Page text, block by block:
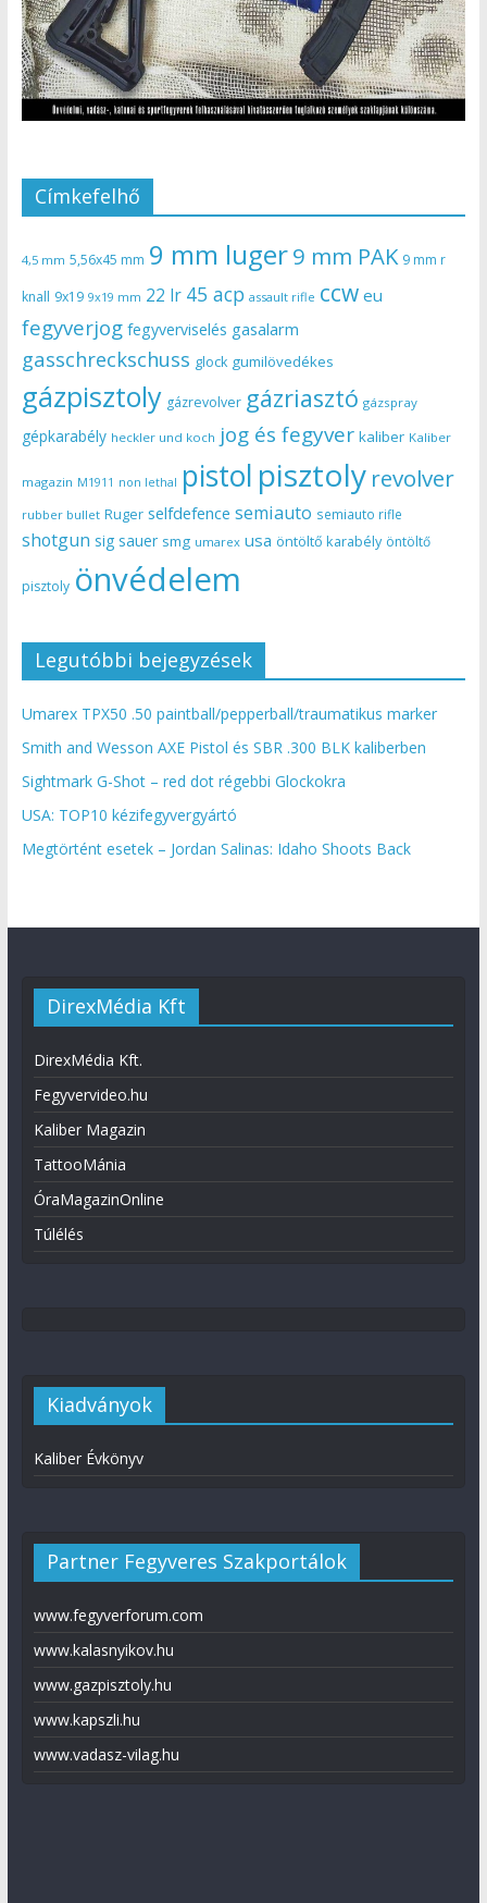
Címkefelhő
4,5 mm 5,56x45 mm 9 mm luger9 mm PAK 9 mm r
knall 9x19 9x19 mm 22 lr 45 acp assault rifle ccw eu
fegyverjog fegyverviselés gasalarm
gasschreckschuss glock gumilövedékes
gázpisztoly gázrevolver gázriasztó gázspray
gépkarabély heckler und koch jog és fegyver kaliber Kaliber
magazin M1911 non lethal pistol pisztoly revolver
rubber bullet Ruger selfdefence semiauto semiauto rifle
shotgun sig sauer smg umarex usa öntöltő karabély öntöltő
pisztoly önvédelem
Legutóbbi bejegyzések
Umarex TPX50 .50 paintball/pepperball/traumatikus marker
Smith and Wesson AXE Pistol és SBR .300 BLK kaliberben
Sightmark G-Shot – red dot régebbi Glockokra
USA: TOP10 kézifegyvergyártó
Megtörtént esetek – Jordan Salinas: Idaho Shoots Back
DirexMédia Kft
DirexMédia Kft.
Fegyvervideo.hu
Kaliber Magazin
TattooMánia
ÓraMagazinOnline
Túlélés
Kiadványok
Kaliber Évkönyv
Partner Fegyveres Szakportálok
www.fegyverforum.com
www.kalasnyikov.hu
www.gazpisztoly.hu
www.kapszli.hu
www.vadasz-vilag.hu